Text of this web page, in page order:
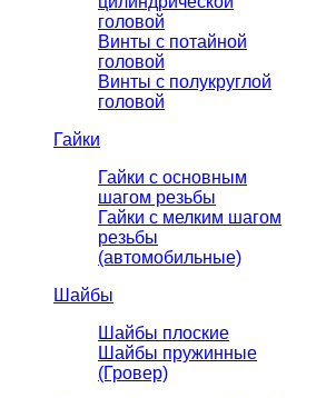
головой
Винты с потайной
головой
Винты с полукруглой
головой
Гайки
Гайки с основным
шагом резьбы
Гайки с мелким шагом
резьбы
(автомобильные)
Шайбы
Шайбы плоские
Шайбы пружинные
(Гровер)